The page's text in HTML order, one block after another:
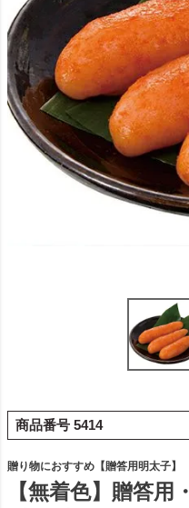
商品番号 5414
贈り物におすすめ【贈答用明太子】
【無着色】贈答